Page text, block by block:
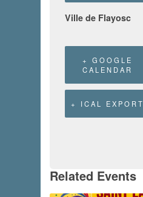
Ville de Flayosc
+ GOOGLE
CALENDAR
+ ICAL EXPORT
Related Events